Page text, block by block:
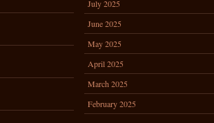
July 2025
June 2025
May 2025
April 2025
March 2025
February 2025